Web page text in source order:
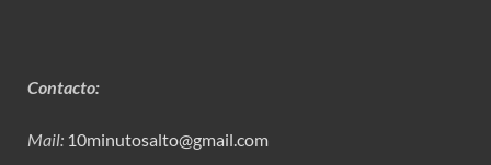
Contacto:
Mail: 10minutosalto@gmail.com